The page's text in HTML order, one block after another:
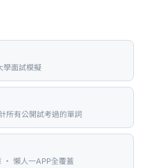
學面試模擬
所有公開試考過的單詞
・ 懶人一APP全覆蓋